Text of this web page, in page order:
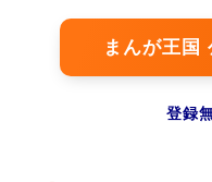
まんが王国
登録